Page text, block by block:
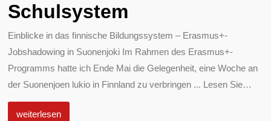
Schulsystem
Einblicke in das finnische Bildungssystem – Erasmus+-
Jobshadowing in Suonenjoki Im Rahmen des Erasmus+-
Programms hatte ich Ende Mai die Gelegenheit, eine Woche an
der Suonenjoen lukio in Finnland zu verbringen ... Lesen Sie…
weiterlesen